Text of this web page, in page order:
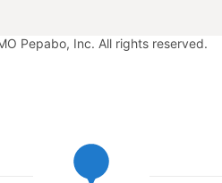
Pepabo, Inc. All rights reserved.